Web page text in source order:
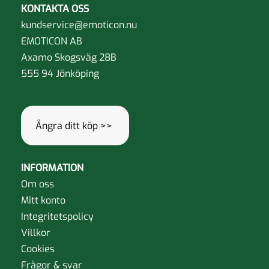
alternativen
väljas
på
KONTAKTA OSS
kundservice@emoticon.nu
EMOTICON AB
Axamo Skogsväg 28B
555 94 Jönköping
Ångra ditt köp >>
INFORMATION
Om oss
Mitt konto
Integritetspolicy
Villkor
Cookies
Frågor & svar